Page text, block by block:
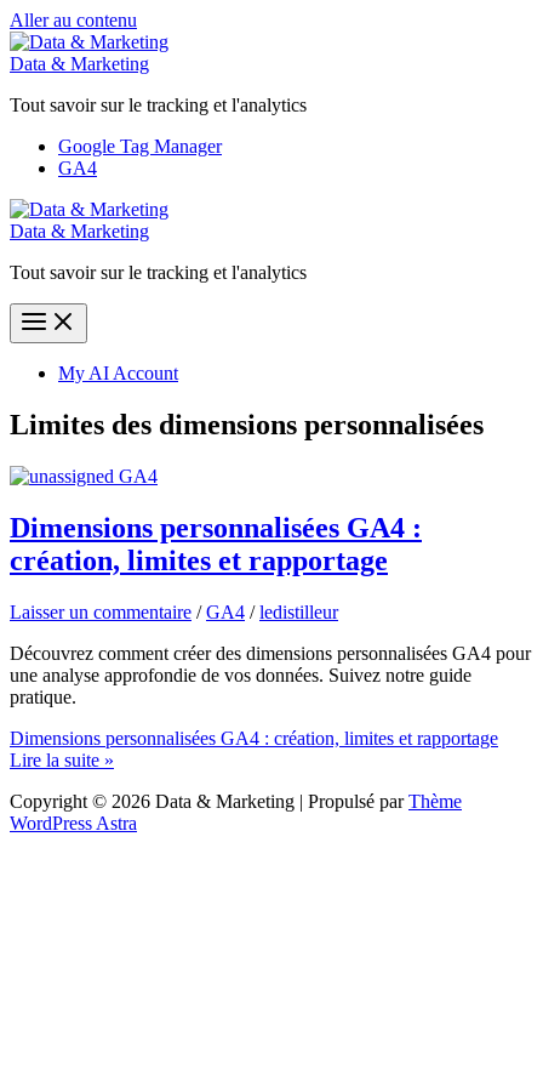
Aller au contenu
Data & Marketing
Tout savoir sur le tracking et l'analytics
Google Tag Manager
GA4
Data & Marketing
Tout savoir sur le tracking et l'analytics
My AI Account
Limites des dimensions personnalisées
Dimensions personnalisées GA4 :
création, limites et rapportage
Laisser un commentaire /GA4 /ledistilleur
Découvrez comment créer des dimensions personnalisées GA4 pour
une analyse approfondie de vos données. Suivez notre guide
pratique.
Dimensions personnalisées GA4 : création, limites et rapportage
Lire la suite »
Copyright © 2026 Data & Marketing | Propulsé parThème
WordPress Astra